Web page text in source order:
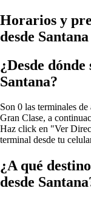
Horarios y
desde Santana
¿Desde
Santana?
Son 0 las terminales
Gran Clase, a
Haz click en "Ver
terminal desde tu
¿A qué
desde